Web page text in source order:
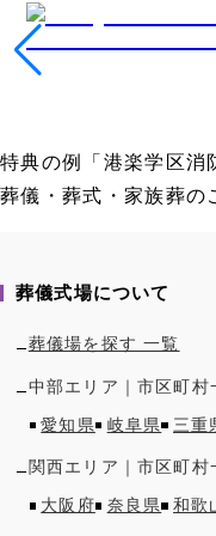
特典の例「港楽学区消
葬儀・葬式・家族葬の
葬儀式場について
葬儀場を探す 一覧
中部エリア｜市区町村
愛知県
岐阜県 三重
関西エリア｜市区町村
大阪府
奈良県 和歌